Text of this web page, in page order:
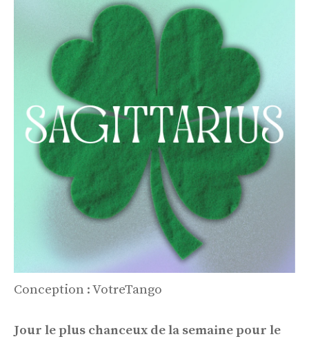
Conception : VotreTango
Jour le plus chanceux de la semaine pour le